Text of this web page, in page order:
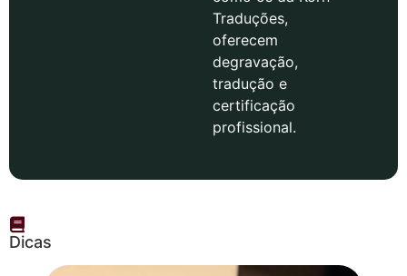
Traduções,
oferecem
degravação,
tradução e
certificação
profissional.
Dicas